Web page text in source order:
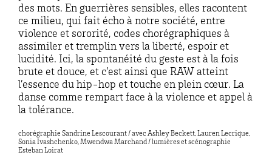
des mots. En guerrières sensibles, elles racontent
ce milieu, qui fait écho à notre société, entre
violence et sororité, codes chorégraphiques à
assimiler et tremplin vers la liberté, espoir et
lucidité. Ici, la spontanéité du geste est à la fois
brute et douce, et c’est ainsi que RAW atteint
l’essence du hip-hop et touche en plein cœur. La
danse comme rempart face à la violence et appel à
la tolérance.
chorégraphie Sandrine Lescourant / avec Ashley Beckett, Lauren Lecrique,
Sonia Ivashchenko, Mwendwa Marchand / lumières et scénographie
Esteban Loirat